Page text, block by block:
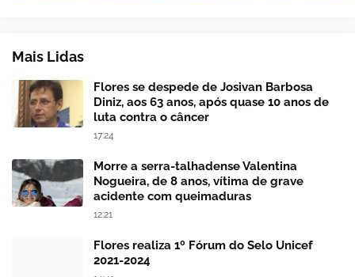
Mais Lidas
Flores se despede de Josivan Barbosa
Diniz, aos 63 anos, após quase 10 anos de
luta contra o câncer
17:24
Morre a serra-talhadense Valentina
Nogueira, de 8 anos, vítima de grave
acidente com queimaduras
12:21
Flores realiza 1º Fórum do Selo Unicef
2021-2024